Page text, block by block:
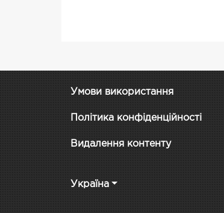
Умови використання
Політика конфіденційності
Видалення контенту
Україна